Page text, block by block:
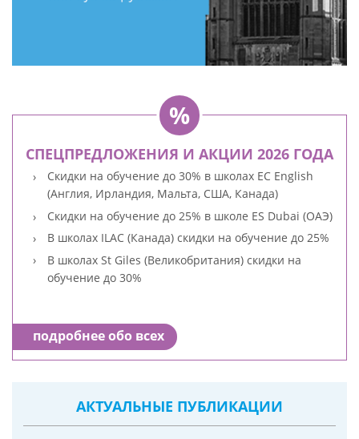
СПЕЦПРЕДЛОЖЕНИЯ И АКЦИИ 2026 ГОДА
Скидки на обучение до 30% в школах EC English
(Англия, Ирландия, Мальта, США, Канада)
Скидки на обучение до 25% в школе ES Dubai (ОАЭ)
В школах ILAC (Канада) скидки на обучение до 25%
В школах St Giles (Великобритания) скидки на
обучение до 30%
подробнее обо всех
АКТУАЛЬНЫЕ ПУБЛИКАЦИИ